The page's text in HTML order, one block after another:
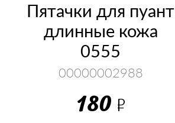
Пятачки для пуант
длинные кожа
0555
00000002988
180 Р